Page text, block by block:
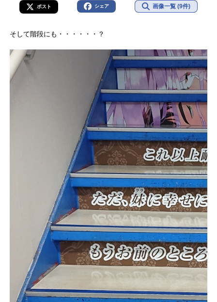
ポスト シェア 画像一覧 (9件)
そして階段にも・・・・・・？